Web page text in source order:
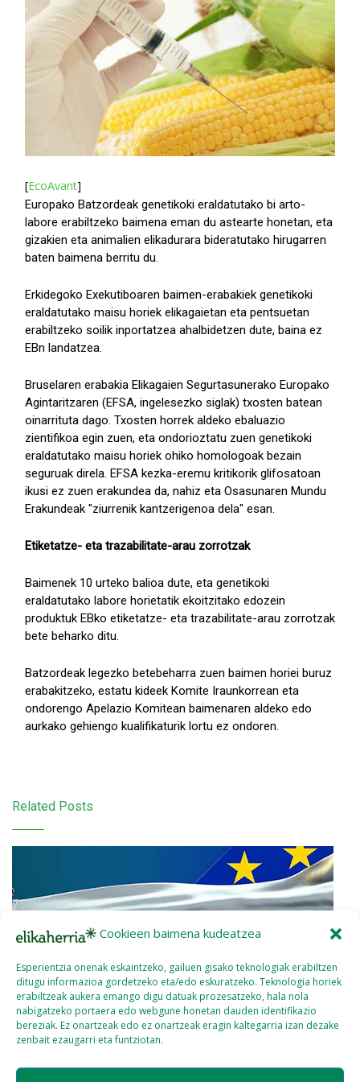
Cookieen baimena kudeatzea
Esperientzia onenak eskaintzeko, gailuen gisako teknologiak erabiltzen
ditugu informazioa gordetzeko eta/edo eskuratzeko. Teknologia horiek
erabiltzeak aukera emango digu datuak prozesatzeko, hala nola
nabigatzeko portaera edo webgune honetan dauden identifikazio
bereziak. Ez onartzeak edo ez onartzeak eragin kaltegarria izan dezake
zenbait ezaugarri eta funtziotan.
[EcoAvant]
Europako Batzordeak genetikoki eraldatutako bi arto-
labore erabiltzeko baimena eman du astearte honetan, eta
gizakien eta animalien elikadurara bideratutako hirugarren
baten baimena berritu du.
Erkidegoko Exekutiboaren baimen-erabakiek genetikoki
eraldatutako maisu horiek elikagaietan eta pentsuetan
erabiltzeko soilik inportatzea ahalbidetzen dute, baina ez
EBn landatzea.
Bruselaren erabakia Elikagaien Segurtasunerako Europako
Agintaritzaren (EFSA, ingelesezko siglak) txosten batean
oinarrituta dago. Txosten horrek aldeko ebaluazio
zientifikoa egin zuen, eta ondorioztatu zuen genetikoki
eraldatutako maisu horiek ohiko homologoak bezain
seguruak direla. EFSA kezka-eremu kritikorik glifosatoan
ikusi ez zuen erakundea da, nahiz eta Osasunaren Mundu
Erakundeak "ziurrenik kantzerigenoa dela" esan.
Etiketatze- eta trazabilitate-arau zorrotzak
Baimenek 10 urteko balioa dute, eta genetikoki
eraldatutako labore horietatik ekoitzitako edozein
produktuk EBko etiketatze- eta trazabilitate-arau zorrotzak
bete beharko ditu.
Batzordeak legezko betebeharra zuen baimen horiei buruz
erabakitzeko, estatu kideek Komite Iraunkorrean eta
ondorengo Apelazio Komitean baimenaren aldeko edo
aurkako gehiengo kualifikaturik lortu ez ondoren.
Related Posts